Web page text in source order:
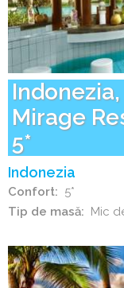
Mirage
5*
Indonezia
Confort
5*
Tip de masă
Mic